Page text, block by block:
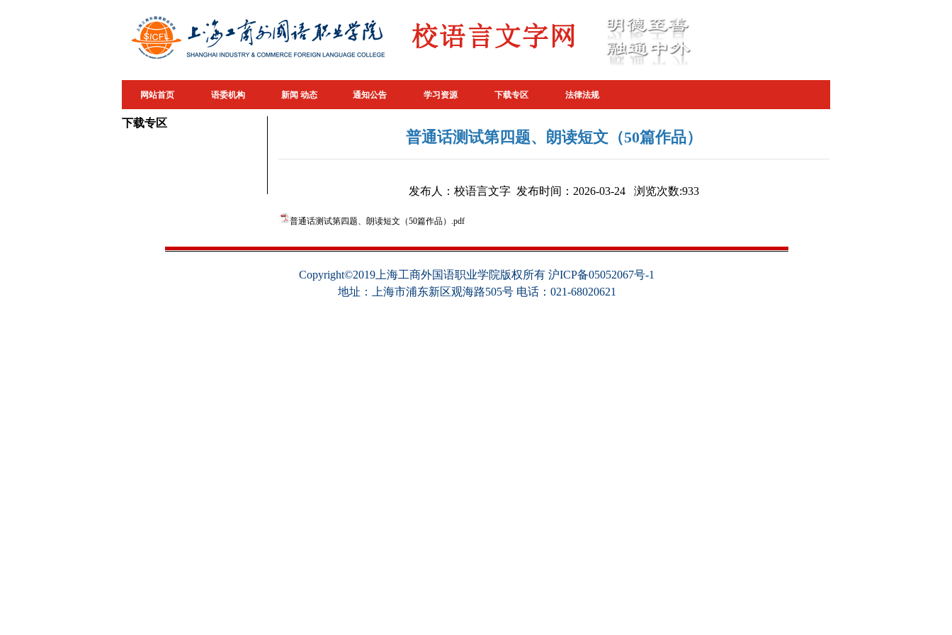
网站首页 语委机构 新闻 动态 通知公告 学习资源 下载专区 法律法规
下载专区
普通话测试第四题、朗读短文（50篇作品）
发布人：校语言文字 发布时间：2026-03-24 浏览次数:933
普通话测试第四题、朗读短文（50篇作品）.pdf
Copyright©2019上海工商外国语职业学院版权所有 沪ICP备05052067号-1
地址：上海市浦东新区观海路505号 电话：021-68020621